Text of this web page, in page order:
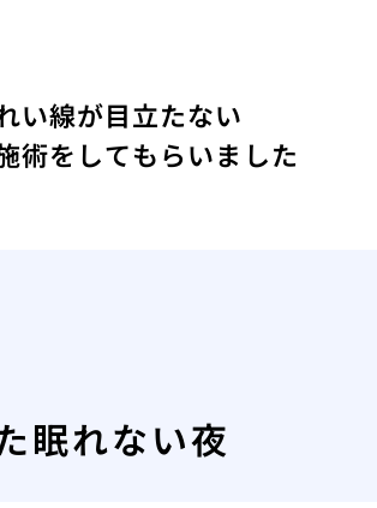
い線が目立たない
術をしてもらいました
眠れない夜